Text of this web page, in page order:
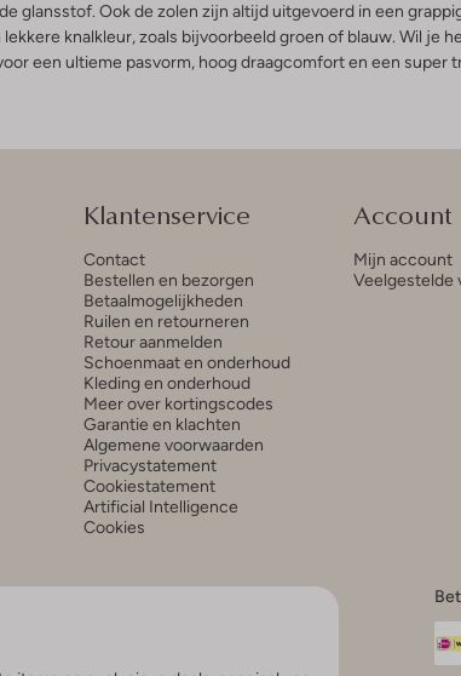
glansstof. Ook de zolen zijn altijd uitgevoerd in een
knalkleur, zoals bijvoorbeeld groen of blauw. Wil
een ultieme pasvorm, hoog draagcomfort en een
Klantenservice
Contact
Bestellen en bezorgen
Betaalmogelijkheden
Ruilen en retourneren
Retour aanmelden
Schoenmaat en onderhoud
Kleding en onderhoud
Meer over kortingscodes
Garantie en klachten
Algemene voorwaarden
Privacystatement
Cookiestatement
Artificial Intelligence
Cookies
Account
Mijn account
Veelgestelde